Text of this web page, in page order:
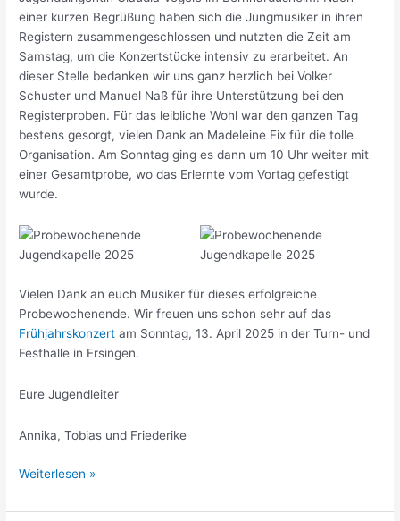
einer kurzen Begrüßung haben sich die Jungmusiker in ihren
Registern zusammengeschlossen und nutzten die Zeit am
Samstag, um die Konzertstücke intensiv zu erarbeitet. An
dieser Stelle bedanken wir uns ganz herzlich bei Volker
Schuster und Manuel Naß für ihre Unterstützung bei den
Registerproben. Für das leibliche Wohl war den ganzen Tag
bestens gesorgt, vielen Dank an Madeleine Fix für die tolle
Organisation. Am Sonntag ging es dann um 10 Uhr weiter mit
einer Gesamtprobe, wo das Erlernte vom Vortag gefestigt
wurde.
Vielen Dank an euch Musiker für dieses erfolgreiche
Probewochenende. Wir freuen uns schon sehr auf das
Frühjahrskonzertam Sonntag, 13. April 2025 in der Turn- und
Festhalle in Ersingen.
Eure Jugendleiter
Annika, Tobias und Friederike
Ersinger
treffen
Weiterlesen »